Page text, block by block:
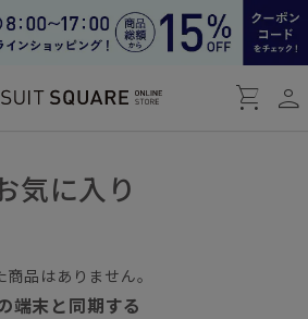
shopping_cart person
気に入り
品はありません。
端末と同期する